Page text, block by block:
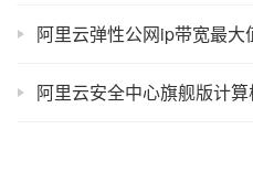
阿里云弹性公网ip带宽最大